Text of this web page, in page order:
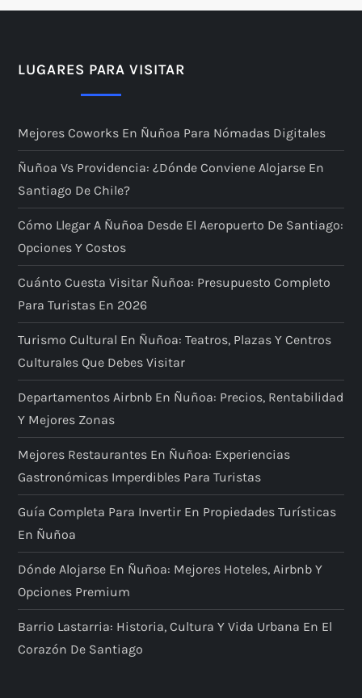
LUGARES PARA VISITAR
Mejores Coworks En Ñuñoa Para Nómadas Digitales
Ñuñoa Vs Providencia: ¿dónde Conviene Alojarse En
Santiago De Chile?
Cómo Llegar A Ñuñoa Desde El Aeropuerto De Santiago:
Opciones Y Costos
Cuánto Cuesta Visitar Ñuñoa: Presupuesto Completo
Para Turistas En 2026
Turismo Cultural En Ñuñoa: Teatros, Plazas Y Centros
Culturales Que Debes Visitar
Departamentos Airbnb En Ñuñoa: Precios, Rentabilidad
Y Mejores Zonas
Mejores Restaurantes En Ñuñoa: Experiencias
Gastronómicas Imperdibles Para Turistas
Guía Completa Para Invertir En Propiedades Turísticas
En Ñuñoa
Dónde Alojarse En Ñuñoa: Mejores Hoteles, Airbnb Y
Opciones Premium
Barrio Lastarria: Historia, Cultura Y Vida Urbana En El
Corazón De Santiago